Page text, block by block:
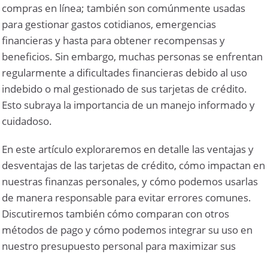
compras en línea; también son comúnmente usadas
para gestionar gastos cotidianos, emergencias
financieras y hasta para obtener recompensas y
beneficios. Sin embargo, muchas personas se enfrentan
regularmente a dificultades financieras debido al uso
indebido o mal gestionado de sus tarjetas de crédito.
Esto subraya la importancia de un manejo informado y
cuidadoso.
En este artículo exploraremos en detalle las ventajas y
desventajas de las tarjetas de crédito, cómo impactan en
nuestras finanzas personales, y cómo podemos usarlas
de manera responsable para evitar errores comunes.
Discutiremos también cómo comparan con otros
métodos de pago y cómo podemos integrar su uso en
nuestro presupuesto personal para maximizar sus